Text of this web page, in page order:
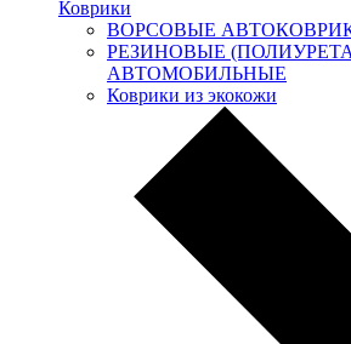
Коврики
ВОРСОВЫЕ
РЕЗИНОВЫЕ
АВТОМОБИЛЬНЫЕ
Коврики из экокожи